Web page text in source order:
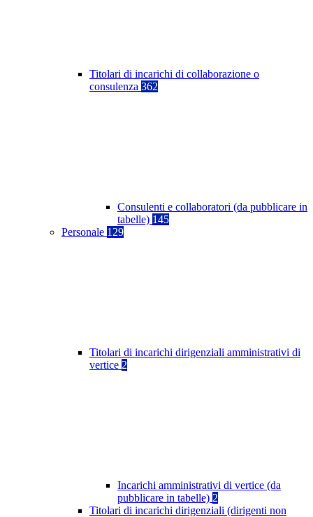
Titolari di incarichi di collaborazione o
consulenza 362
Consulenti e collaboratori (da pubblicare in
tabelle) 145
Personale 129
Titolari di incarichi dirigenziali amministrativi di
vertice 2
Incarichi amministrativi di vertice (da
pubblicare in tabelle) 2
Titolari di incarichi dirigenziali (dirigenti non